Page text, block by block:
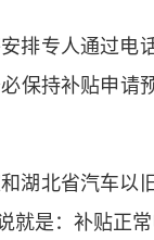
排专人通过电
保持补贴申请
湖北省汽车以
就是：补贴正常